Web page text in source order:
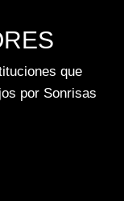
que
por Sonrisas